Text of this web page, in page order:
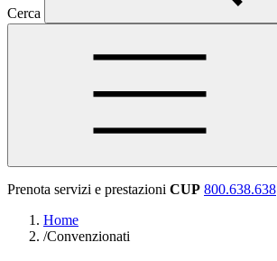
Cerca
Prenota servizi e prestazioni CUP 800.638.638
Home
/Convenzionati